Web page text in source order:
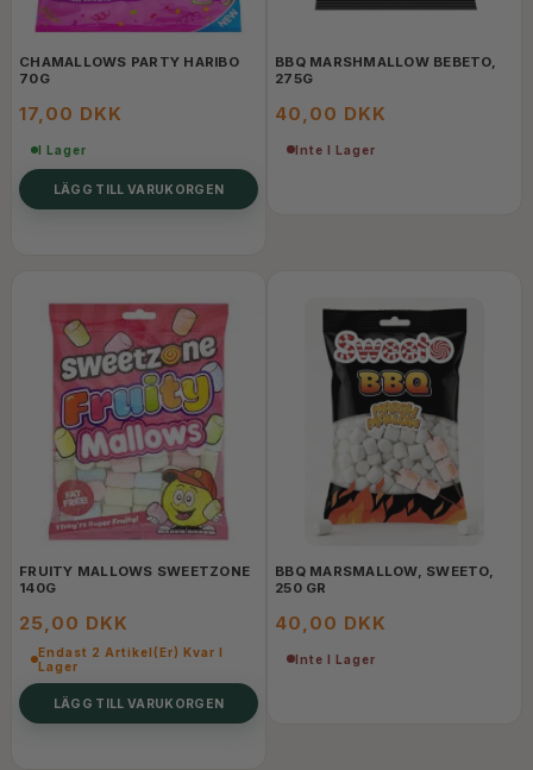
CHAMALLOWS PARTY HARIBO
70G
17,00 DKK
I Lager
LÄGG TILL VARUKORGEN
BBQ MARSHMALLOW BEBETO,
275G
40,00 DKK
Inte I Lager
FRUITY MALLOWS SWEETZONE
140G
25,00 DKK
Endast 2 Artikel(er) Kvar I
Lager
LÄGG TILL VARUKORGEN
BBQ MARSMALLOW, SWEETO,
250 GR
40,00 DKK
Inte I Lager